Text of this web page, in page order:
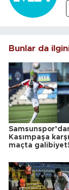
Bunlar da
Kasımpaşa
maçta galibiyet!